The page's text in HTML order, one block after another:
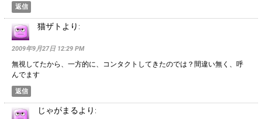
返信
猫ザト より:
2009年9月27日 12:29 PM
無視してたから、一方的に、コンタクトしてきたのでは？間違い無く、呼
んでます
返信
じゃがまるより: